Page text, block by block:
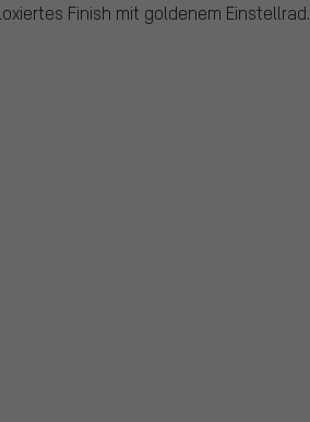
Finish mit goldenem Einstellrad.